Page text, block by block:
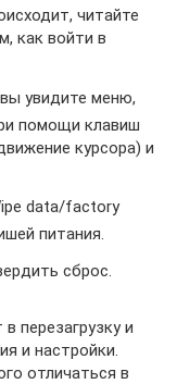
читайте
как войти в
увидите меню,
помощи клавиш
курсора) и
data/factory
питания.
сброс.
перезагрузку и
и настройки.
отличаться в